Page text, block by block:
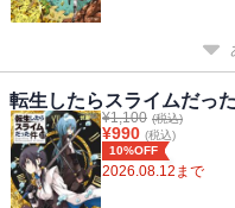
転生したらスライムだっ
¥1,100 (税込)
¥990 (税込)
10%OFF
2026.08.12 まで